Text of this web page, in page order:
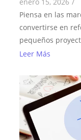
Piensa en las
convertirse en
pequeños
Leer Más